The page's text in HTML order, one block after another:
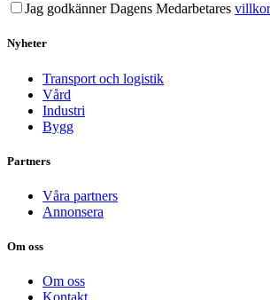
Jag godkänner Dagens Medarbetares
Nyheter
Transport och logistik
Vård
Industri
Bygg
Partners
Våra partners
Annonsera
Om oss
Om oss